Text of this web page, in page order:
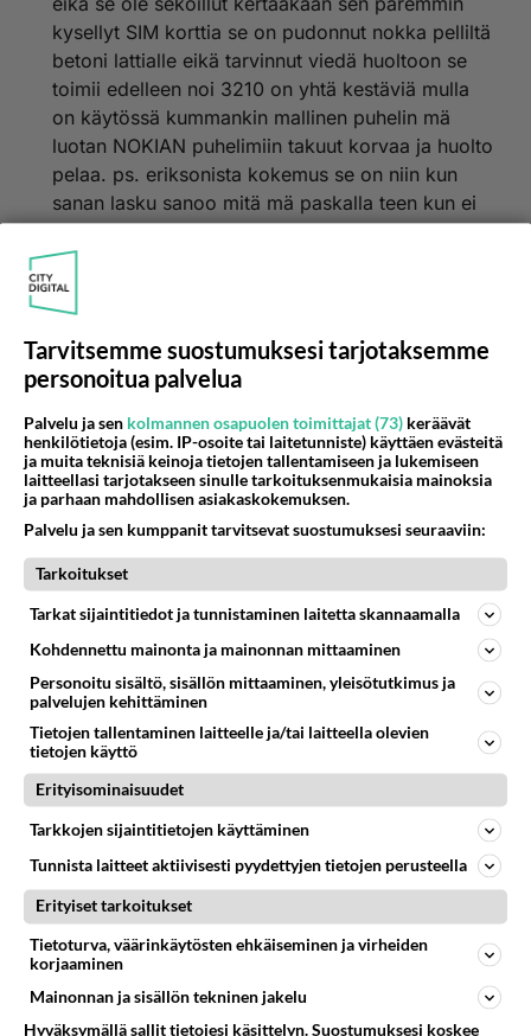
kysellyt SIM korttia se on pudonnut nokka pelliltä
betoni lattialle eikä tarvinnut viedä huoltoon se
toimii edelleen noi 3210 on yhtä kestäviä mulla
on käytössä kummankin mallinen puhelin mä
luotan NOKIAN puhelimiin takuut korvaa ja huolto
pelaa. ps. eriksonista kokemus se on niin kun
sanan lasku sanoo mitä mä paskalla teen kun ei
oo peltookaan
Tarvitsemme suostumuksesi tarjotaksemme
personoitua palvelua
Palvelu ja sen kolmannen osapuolen toimittajat (73) keräävät
henkilötietoja (esim. IP-osoite tai laitetunniste) käyttäen evästeitä
ja muita teknisiä keinoja tietojen tallentamiseen ja lukemiseen
laitteellasi tarjotakseen sinulle tarkoituksenmukaisia mainoksia
ja parhaan mahdollisen asiakaskokemuksen.
Palvelu ja sen kumppanit tarvitsevat suostumuksesi seuraaviin:
Tarkoitukset
Tarkat sijaintitiedot ja tunnistaminen laitetta skannaamalla
Kohdennettu mainonta ja mainonnan mittaaminen
Personoitu sisältö, sisällön mittaaminen, yleisötutkimus ja
palvelujen kehittäminen
Tietojen tallentaminen laitteelle ja/tai laitteella olevien
tietojen käyttö
Erityisominaisuudet
Tarkkojen sijaintitietojen käyttäminen
Tunnista laitteet aktiivisesti pyydettyjen tietojen perusteella
Erityiset tarkoitukset
Tietoturva, väärinkäytösten ehkäiseminen ja virheiden
korjaaminen
Mainonnan ja sisällön tekninen jakelu
Hyväksymällä sallit tietojesi käsittelyn. Suostumuksesi koskee